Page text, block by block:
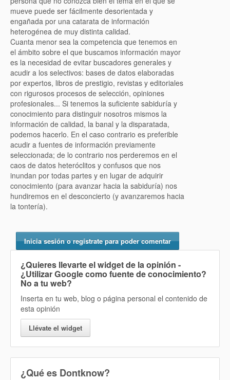
mueve puede ser fácilmente desorientada y
engañada por una catarata de información
heterogénea de muy distinta calidad.
Cuanta menor sea la competencia que tenemos en
el ámbito sobre el que buscamos información mayor
es la necesidad de evitar buscadores generales y
acudir a los selectivos: bases de datos elaboradas
por expertos, libros de prestigio, revistas y editoriales
con rigurosos procesos de selección, opiniones
profesionales... Si tenemos la suficiente sabiduría y
conocimiento para distinguir nosotros mismos la
información de calidad, la banal y la disparatada,
podemos hacerlo. En el caso contrario es preferible
acudir a fuentes de información previamente
seleccionada; de lo contrario nos perderemos en el
caos de datos heteróclitos y confusos que nos
inundan por todas partes y en lugar de adquirir
conocimiento (para avanzar hacia la sabiduría) nos
hundiremos en el desconcierto (y avanzaremos hacia
la tontería).
Inicia sesión o regístrate para poder comentar
¿Quieres llevarte el widget de la opinión -
¿Utilizar Google como fuente de conocimiento?
No a tu web?
Inserta en tu web, blog o página personal el contenido de
esta opinión
Llévate el widget
¿Qué es Dontknow?